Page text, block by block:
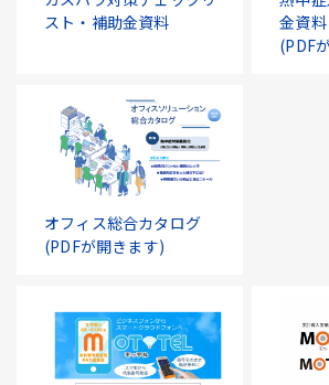
スト・補助金資料
金資料
(PDF
オフィス総合カタログ
(PDFが開きます)